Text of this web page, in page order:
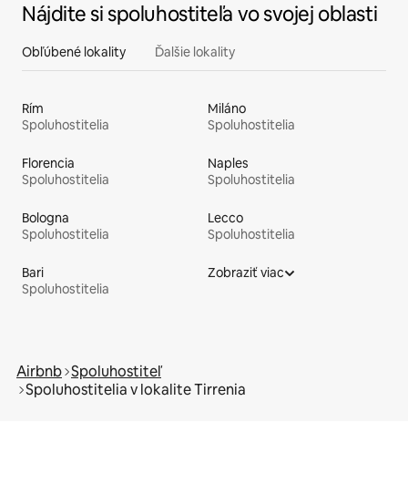
Nájdite si spoluhostiteľa vo svojej oblasti
Obľúbené lokality Ďalšie lokality
Rím
Spoluhostitelia
Miláno
Spoluhostitelia
Florencia
Spoluhostitelia
Naples
Spoluhostitelia
Bologna
Spoluhostitelia
Lecco
Spoluhostitelia
Bari
Spoluhostitelia
Zobraziť viac
Airbnb Spoluhostiteľ
Spoluhostitelia v lokalite Tirrenia